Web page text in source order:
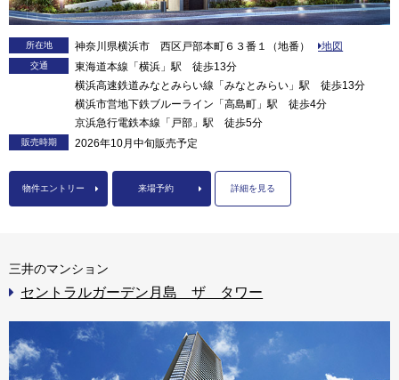
所在地 神奈川県横浜市 西区戸部本町６３番１（地番） 地図
交通
東海道本線「横浜」駅 徒歩13分
横浜高速鉄道みなとみらい線「みなとみらい」駅 徒歩13分
横浜市営地下鉄ブルーライン「高島町」駅 徒歩4分
京浜急行電鉄本線「戸部」駅 徒歩5分
販売時期 2026年10月中旬販売予定
物件エントリー 来場予約 詳細を見る
三井のマンション
セントラルガーデン月島 ザ タワー